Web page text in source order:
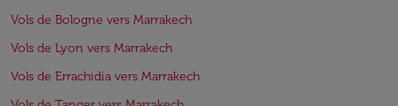
Vols de Bologne vers Marrakech
Vols de Lyon vers Marrakech
Vols de Errachidia vers Marrakech